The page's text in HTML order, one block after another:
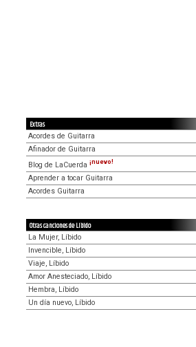
Extras
Acordes de Guitarra
Afinador de Guitarra
Blog de LaCuerda ¡nuevo!
Aprender a tocar Guitarra
Acordes Guitarra
Otras canciones de Líbido
La Mujer, Líbido
Invencible, Líbido
Viaje, Líbido
Amor Anesteciado, Líbido
Hembra, Líbido
Un día nuevo, Líbido